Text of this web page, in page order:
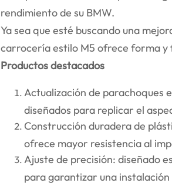
rendimiento de su BMW.
Ya sea que esté buscando una
carrocería estilo M5 ofrece forma y
Productos destacados
Actualización de parachoques
diseñados para replicar el
Construcción duradera de
ofrece mayor resistencia al
Ajuste de precisión: diseñado
para garantizar una